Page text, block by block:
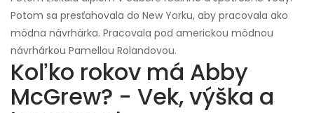
Potom sa presťahovala do New Yorku, aby pracovala ako
módna návrhárka. Pracovala pod americkou módnou
návrhárkou Pamellou Rolandovou.
Koľko rokov má Abby
McGrew? - Vek, výška a